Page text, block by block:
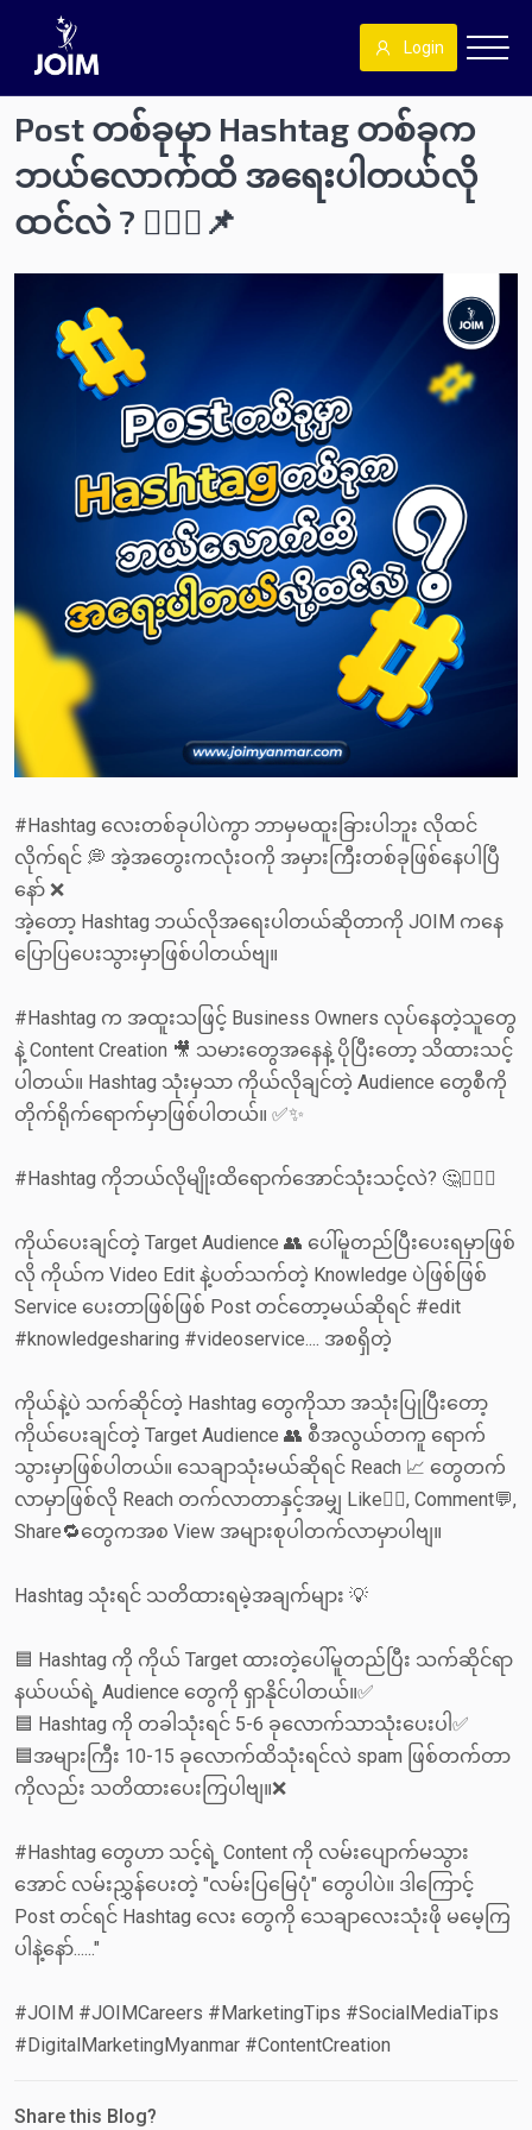
Login
Post တစ်ခုမှာ Hashtag တစ်ခုက
ဘယ်လောက်ထိ အရေးပါတယ်လို
ထင်လဲ ? 🤷🏻‍♂️📌
#Hashtag လေးတစ်ခုပါပဲကွာ ဘာမှမထူးခြားပါဘူး လိုထင်
လိုက်ရင် 💭 အဲ့အတွေးကလုံးဝကို အမှားကြီးတစ်ခုဖြစ်နေပါပြီ
နော် ❌
အဲ့တော့ Hashtag ဘယ်လိုအရေးပါတယ်ဆိုတာကို JOIM ကနေ
ပြောပြပေးသွားမှာဖြစ်ပါတယ်ဗျ။
#Hashtag က အထူးသဖြင့် Business Owners လုပ်နေတဲ့သူတွေ
နဲ့ Content Creation 🎥 သမားတွေအနေနဲ့ ပိုပြီးတော့ သိထားသင့်
ပါတယ်။ Hashtag သုံးမှသာ ကိုယ်လိုချင်တဲ့ Audience တွေစီကို
တိုက်ရိုက်‌ရောက်မှာဖြစ်ပါတယ်။ ✅✨
#Hashtag ကိုဘယ်လိုမျိုးထိရောက်‌အောင်သုံးသင့်လဲ? 🤔🤷🏻‍♂️
ကိုယ်ပေးချင်တဲ့ Target Audience 👥 ပေါ်မူတည်ပြီးပေးရမှာဖြစ်
လို ကိုယ်က Video Edit နဲ့ပတ်သက်တဲ့ Knowledge ပဲဖြစ်ဖြစ်
Service ပေးတာဖြစ်ဖြစ် Post တင်တော့မယ်ဆိုရင် #edit
#knowledgesharing #videoservice.... အစရှိတဲ့
ကိုယ်နဲ့ပဲ သက်ဆိုင်တဲ့ Hashtag တွေကိုသာ အသုံးပြုပြီးတော့
ကိုယ်ပေးချင်တဲ့ Target Audience 👥 စီအလွယ်တကူ ရောက်
သွားမှာဖြစ်ပါတယ်။ သေချာသုံးမယ်ဆိုရင် Reach 📈 တွေတက်
လာမှာဖြစ်လို Reach တက်လာတာနှင့်အမျှ Like👍🏻, Comment💬,
Share🔁တွေကအစ View အများစုပါတက်လာမှာပါဗျ။
Hashtag သုံးရင် သတိထားရမဲ့အချက်များ 💡
🟦 Hashtag ကို ကိုယ် Target ထားတဲ့ပေါ်မူတည်ပြီး သက်ဆိုင်ရာ
နယ်ပယ်ရဲ့ Audience တွေကို ရှာနိုင်ပါတယ်။✅
🟦 Hashtag ကို တခါသုံးရင် 5-6 ခုလောက်သာသုံးပေးပါ✅
🟦အများကြီး 10-15 ခုလောက်ထိသုံးရင်လဲ spam ဖြစ်တက်တာ
ကိုလည်း သတိထားပေးကြပါဗျ။❌
#Hashtag တွေဟာ သင့်ရဲ့ Content ကို လမ်းပျောက်မသွား
အောင် လမ်းညွှန်ပေးတဲ့ "လမ်းပြမြေပုံ" တွေပါပဲ။ ဒါ‌ကြောင့်
Post တင်ရင် Hashtag လေး တွေကို သေချာလေးသုံးဖို မမေ့ကြ
ပါနဲ့နော်......"
#JOIM #JOIMCareers #MarketingTips #SocialMediaTips
#DigitalMarketingMyanmar #ContentCreation
Share this Blog?